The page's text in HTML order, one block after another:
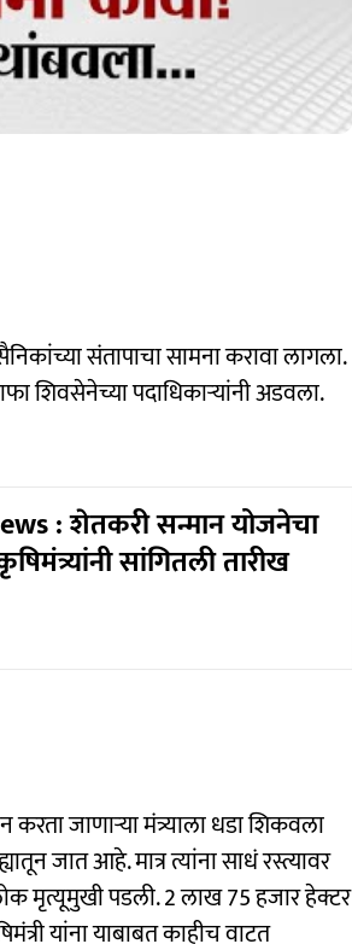
संतापाचा सामना करावा लागला.
शिवसेनेच्या पदाधिकाऱ्यांनी अडवला.
: शेतकरी सन्मान योजनेचा
सांगितली तारीख
जाणाऱ्या मंत्र्याला धडा शिकवला
जात आहे. मात्र त्यांना साधं रस्त्यावर
मृत्यूमुखी पडली. 2 लाख 75 हजार हेक्टर
यांना याबाबत काहीच वाटत